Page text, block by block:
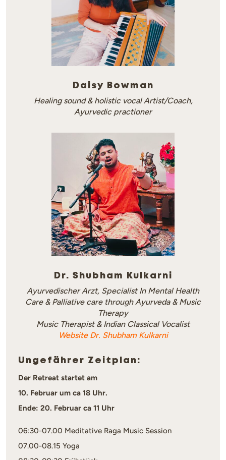
Daisy Bowman
Healing sound & holistic vocal Artist/Coach,
Ayurvedic practioner
Dr. Shubham Kulkarni
Ayurvedischer Arzt, Specialist In Mental Health
Care & Palliative care through Ayurveda & Music
Therapy
Music Therapist & Indian Classical Vocalist
Website Dr. Shubham Kulkarni
Ungefährer Zeitplan:
Der Retreat startet am
10. Februar um ca 18 Uhr.
Ende: 20. Februar ca 11 Uhr
06:30-07.00 Meditative Raga Music Session
07.00-08.15 Yoga